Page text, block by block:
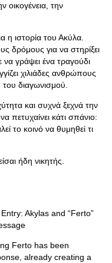
οικογένεια, την
η ιστορία του Ακύλα.
για να στηρίξει
να γράψει ένα τραγούδι
χιλιάδες ανθρώπους
διαγωνισμού.
και συχνά ξεχνά την
πετυχαίνει κάτι σπάνιο:
το κοινό να θυμηθεί τι
ήδη νικητής.
Akylas and “Ferto”
Ferto has been
already creating a